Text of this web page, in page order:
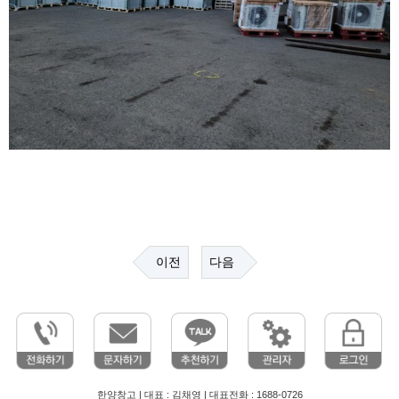
이전 다음
한양창고 | 대표 : 김채영 | 대표전화 : 1688-0726